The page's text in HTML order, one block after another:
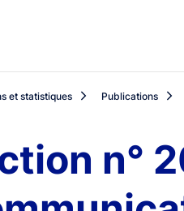
et statistiques Publications
n°